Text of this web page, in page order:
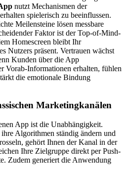
nutzt Mechanismen der
spielerisch zu beeinflussen.
Meilensteine lösen messbare
Faktor ist der Top-of-Mind-
Homescreen bleibt Ihr
Nutzers präsent. Vertrauen wächst
Kunden über die App
Vorab-Informationen erhalten, fühlen
die emotionale Bindung
Marketingkanälen
App ist die Unabhängigkeit.
Algorithmen ständig ändern und
gehört Ihnen der Kanal in der
Ihre Zielgruppe direkt per Push-
Zudem generiert die Anwendung